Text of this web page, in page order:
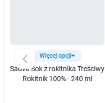
Więcej opcji+
Sadvit Sok z rokitnika Treściwy
Rokitnik 100% - 240 ml